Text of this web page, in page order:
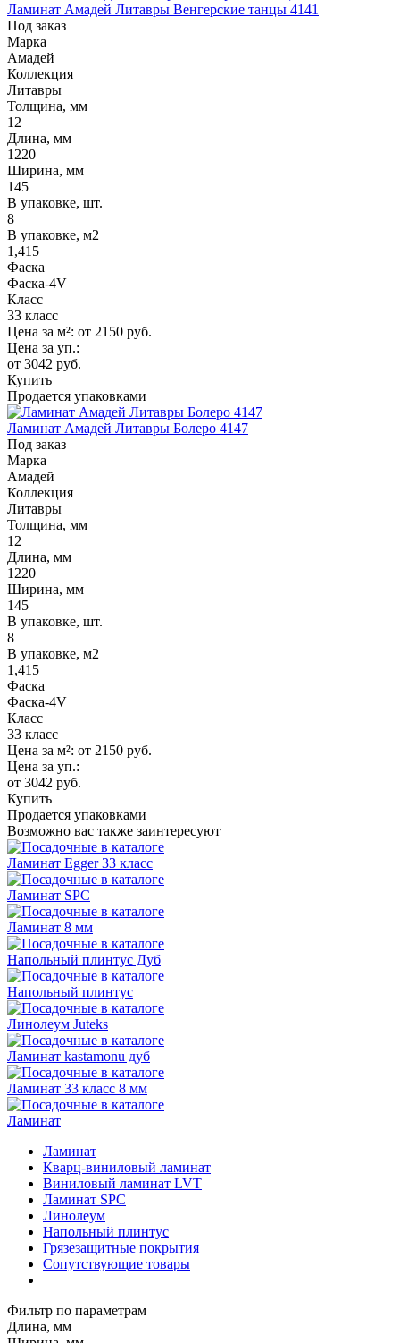
Ламинат Амадей Литавры Венгерские танцы 4141
Под заказ
Марка
Амадей
Коллекция
Литавры
Толщина, мм
12
Длина, мм
1220
Ширина, мм
145
В упаковке, шт.
8
В упаковке, м2
1,415
Фаска
Фаска-4V
Класс
33 класс
Цена за м²: от 2150 руб.
Цена за уп.:
от 3042 руб.
Купить
Продается упаковками
Ламинат Амадей Литавры Болеро 4147
Под заказ
Марка
Амадей
Коллекция
Литавры
Толщина, мм
12
Длина, мм
1220
Ширина, мм
145
В упаковке, шт.
8
В упаковке, м2
1,415
Фаска
Фаска-4V
Класс
33 класс
Цена за м²: от 2150 руб.
Цена за уп.:
от 3042 руб.
Купить
Продается упаковками
Возможно вас также заинтересуют
Ламинат Egger 33 класс
Ламинат SPC
Ламинат 8 мм
Напольный плинтус Дуб
Напольный плинтус
Линолеум Juteks
Ламинат kastamonu дуб
Ламинат 33 класс 8 мм
Ламинат
Ламинат
Кварц-виниловый ламинат
Виниловый ламинат LVT
Ламинат SPC
Линолеум
Напольный плинтус
Грязезащитные покрытия
Сопутствующие товары
Фильтр по параметрам
Длина, мм